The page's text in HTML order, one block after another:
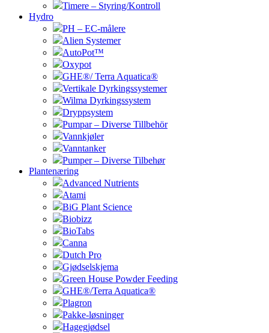
Timere – Styring/Kontroll
Hydro
PH – EC-målere
Alien Systemer
AutoPot™
Oxypot
GHE®/ Terra Aquatica®
Vertikale Dyrkingssystemer
Wilma Dyrkingssystem
Dryppsystem
Pumpar – Diverse Tillbehör
Vannkjøler
Vanntanker
Pumper – Diverse Tilbehør
Plantenæring
Advanced Nutrients
Atami
BiG Plant Science
Biobizz
BioTabs
Canna
Dutch Pro
Gjødselskjema
Green House Powder Feeding
GHE®/Terra Aquatica®
Plagron
Pakke-løsninger
Hagegjødsel